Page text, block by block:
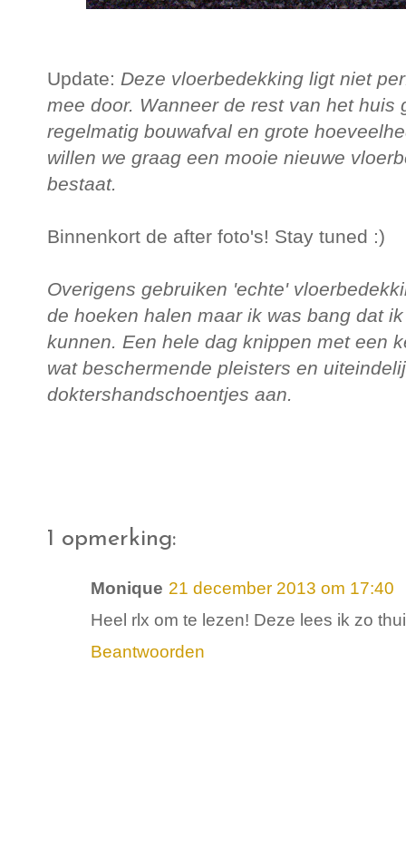
Update: Deze vloerbedekking ligt niet
mee door. Wanneer de rest van het
regelmatig bouwafval en grote
willen we graag een mooie nieuwe
bestaat.
Binnenkort de after foto's! Stay tuned :)
Overigens gebruiken 'echte'
de hoeken halen maar ik was bang dat
kunnen. Een hele dag knippen met een
wat beschermende pleisters en
doktershandschoentjes aan.
1 opmerking:
Monique 21 december 2013 om 17:40
Heel rlx om te lezen! Deze lees ik zo
Beantwoorden